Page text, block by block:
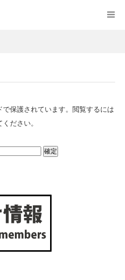
保護されています。閲覧するには
ださい。